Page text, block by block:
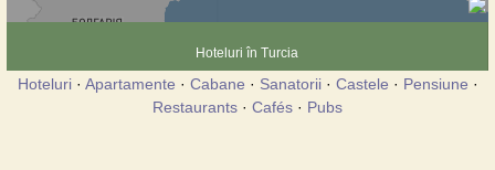
Hoteluri în Turcia
Hoteluri· Apartamente · Cabane · Sanatorii· Castele · Pensiune ·
Restaurants · Cafés · Pubs